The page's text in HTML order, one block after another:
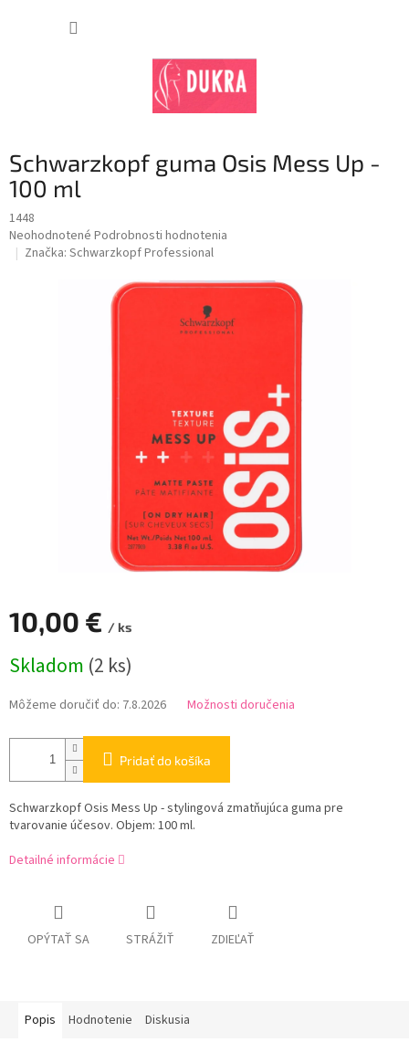
Schwarzkopf guma Osis Mess Up -
100 ml
1448
Priemerné
hodnotenie
Neohodnotené Podrobnosti hodnotenia
Značka: Schwarzkopf Professional
10,00 € / ks
cena:
Skladom (2 ks)
Môžeme doručiť do: 7.8.2026 Možnosti doručenia
Pridať do košíka
Schwarzkopf Osis Mess Up - stylingová zmatňujúca guma pre
tvarovanie účesov. Objem: 100 ml.
Detailné informácie
OPÝTAŤ SA STRÁŽIŤ ZDIEĽAŤ
Popis Hodnotenie Diskusia